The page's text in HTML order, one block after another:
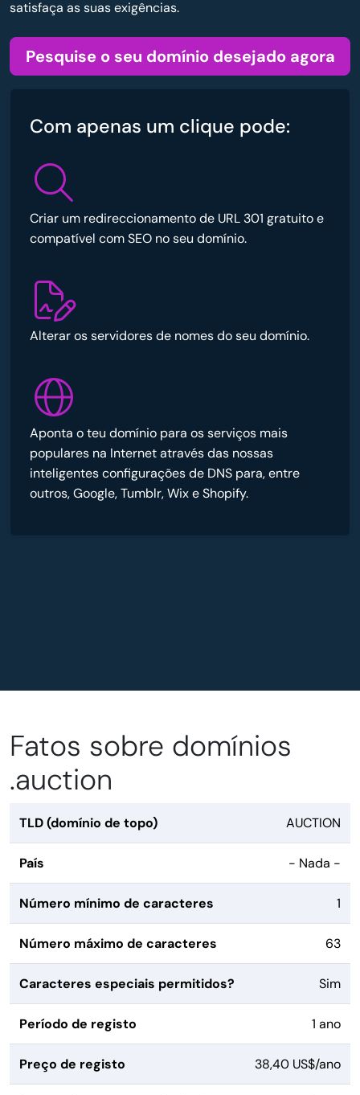
satisfaça as suas exigências.
Pesquise o seu domínio desejado agora
Com apenas um clique pode:
Criar um redireccionamento de URL 301 gratuito e
compatível com SEO no seu domínio.
Alterar os servidores de nomes do seu domínio.
Aponta o teu domínio para os serviços mais
populares na Internet através das nossas
inteligentes configurações de DNS para, entre
outros, Google, Tumblr, Wix e Shopify.
Fatos sobre domínios
.auction
TLD (domínio de topo) AUCTION
País - Nada -
Número mínimo de caracteres 1
Número máximo de caracteres 63
Caracteres especiais permitidos? Sim
Período de registo 1 ano
Preço de registo 38,40 US$/ano